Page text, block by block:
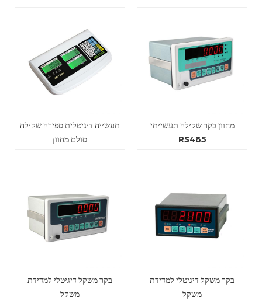
תעשייה דיגיטלית ספירה שקילה
סולם מחוון
מחוון בקר שקילה תעשייתי
RS485
בקר משקל דיגיטלי למדידת
משקל
בקר משקל דיגיטלי למדידת
משקל